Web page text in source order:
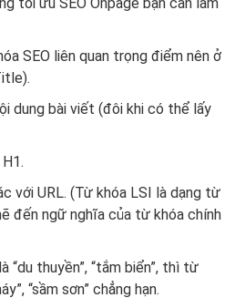
SEO liên quan trọng điểm nên ở
dung bài viết (đôi khi có thể lấy
với URL. (Từ khóa LSI là dạng từ
đến ngữ nghĩa của từ khóa chính
“du thuyền”, “tắm biển”, thì từ
“sầm sơn” chẳng hạn.